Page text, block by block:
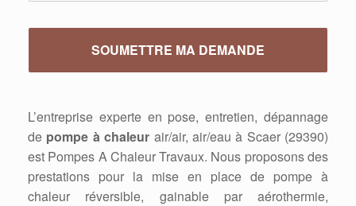
L’entreprise experte en pose, entretien, dépannage
de pompe à chaleur air/air, air/eau à Scaer (29390)
est Pompes A Chaleur Travaux. Nous proposons des
prestations pour la mise en place de pompe à
chaleur réversible, gainable par aérothermie,